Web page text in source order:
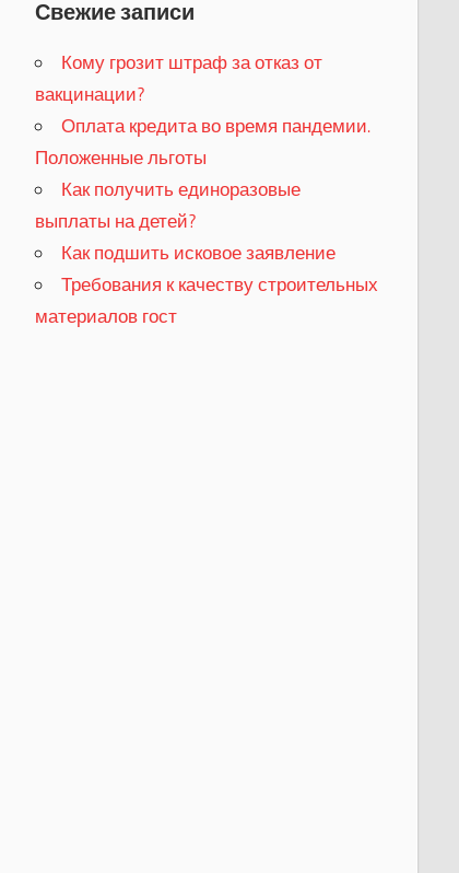
Свежие записи
Кому грозит штраф за отказ от
вакцинации?
​Оплата кредита во время пандемии.
Положенные льготы
​Как получить единоразовые
выплаты на детей?
Как подшить исковое заявление
Требования к качеству строительных
материалов гост